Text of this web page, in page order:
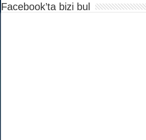
Facebook’ta bizi bul